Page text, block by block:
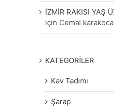
İZMİR RAKISI YAŞ
için Cemal
KATEGORİLER
Kav Tadımı
Şarap